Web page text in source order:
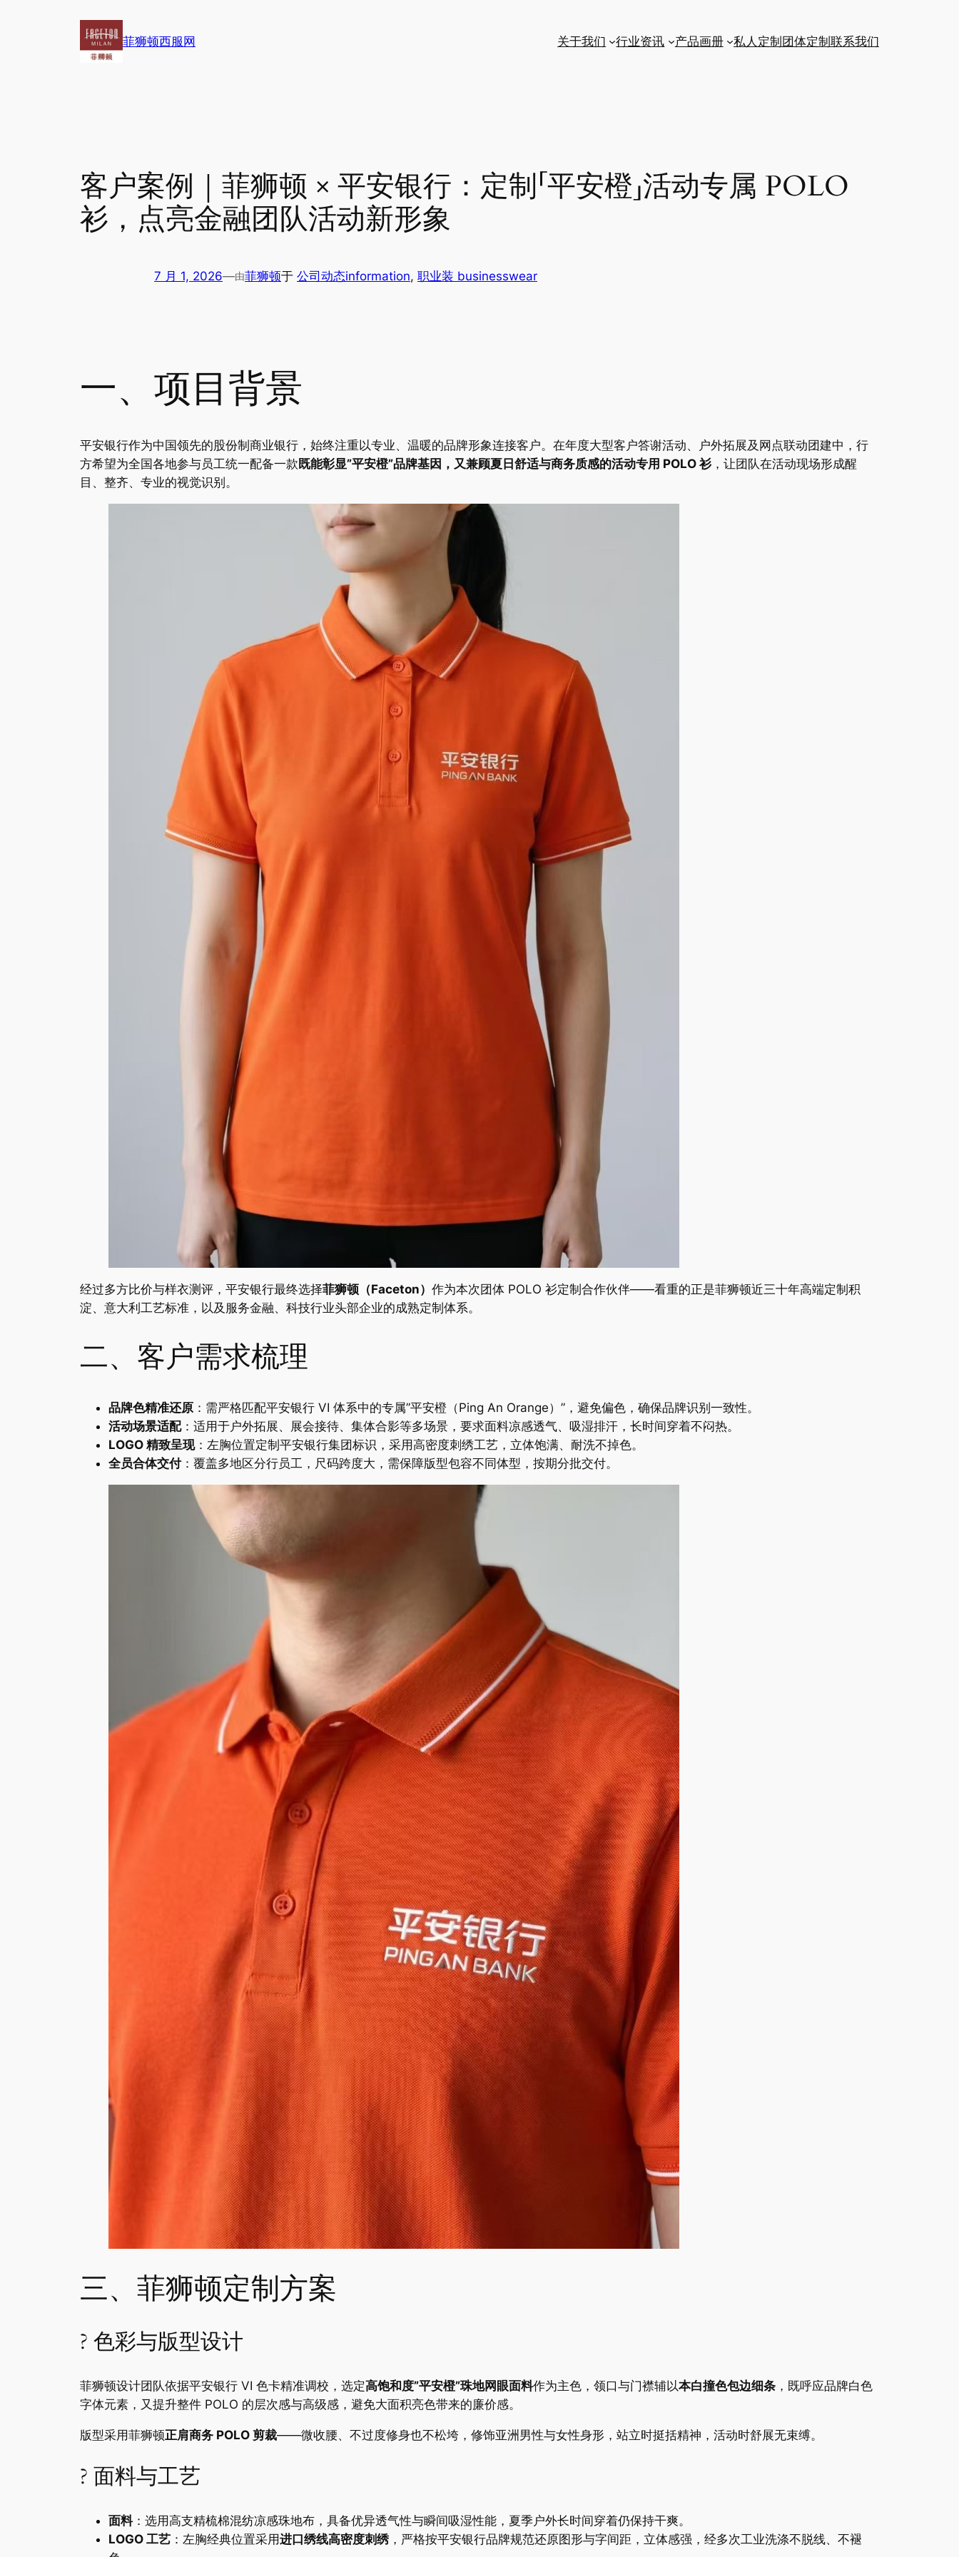
菲狮顿西服网 关于我们 行业资讯 产品画册 私人定制 团体定制 联系我们
客户案例｜菲狮顿 × 平安银行：定制「平安橙」活动专属 POLO
衫，点亮金融团队活动新形象
7 月 1, 2026—由菲狮顿于 公司动态information, 职业装 businesswear
一、项目背景
平安银行作为中国领先的股份制商业银行，始终注重以专业、温暖的品牌形象连接客户。在年度大型客户答谢活动、户外拓展及网点联动团建中，行
方希望为全国各地参与员工统一配备一款既能彰显”平安橙”品牌基因，又兼顾夏日舒适与商务质感的活动专用 POLO 衫，让团队在活动现场形成醒
目、整齐、专业的视觉识别。
经过多方比价与样衣测评，平安银行最终选择菲狮顿（Faceton） 作为本次团体 POLO 衫定制合作伙伴——看重的正是菲狮顿近三十年高端定制积
淀、意大利工艺标准，以及服务金融、科技行业头部企业的成熟定制体系。
二、客户需求梳理
品牌色精准还原 ：需严格匹配平安银行 VI 体系中的专属”平安橙（Ping An Orange）”，避免偏色，确保品牌识别一致性。
活动场景适配：适用于户外拓展、展会接待、集体合影等多场景，要求面料凉感透气、吸湿排汗，长时间穿着不闷热。
LOGO 精致呈现：左胸位置定制平安银行集团标识，采用高密度刺绣工艺，立体饱满、耐洗不掉色。
全员合体交付：覆盖多地区分行员工，尺码跨度大，需保障版型包容不同体型，按期分批交付。
三、菲狮顿定制方案
? 色彩与版型设计
菲狮顿设计团队依据平安银行 VI 色卡精准调校，选定高饱和度”平安橙”珠地网眼面料作为主色，领口与门襟辅以本白撞色包边细条 ，既呼应品牌白色
字体元素，又提升整件 POLO 的层次感与高级感，避免大面积亮色带来的廉价感。
版型采用菲狮顿正肩商务 POLO 剪裁——微收腰、不过度修身也不松垮，修饰亚洲男性与女性身形，站立时挺括精神，活动时舒展无束缚。
? 面料与工艺
面料：选用高支精梳棉混纺凉感珠地布，具备优异透气性与瞬间吸湿性能，夏季户外长时间穿着仍保持干爽。
LOGO 工艺 ：左胸经典位置采用进口绣线高密度刺绣 ，严格按平安银行品牌规范还原图形与字间距，立体感强，经多次工业洗涤不脱线、不褪